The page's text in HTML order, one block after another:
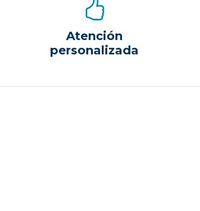
Atención
personalizada